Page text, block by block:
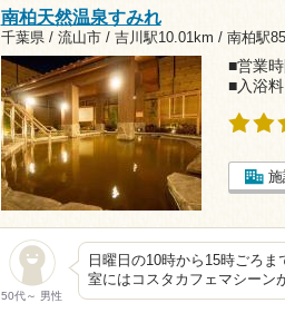
南柏天然温泉すみれ
千葉県 / 流山市 / 吉川駅10.01km / 南柏駅
■営業
■入浴
50代～ 男性
日曜日の10時から15時ごろ
室にはコスタカフェマシーン